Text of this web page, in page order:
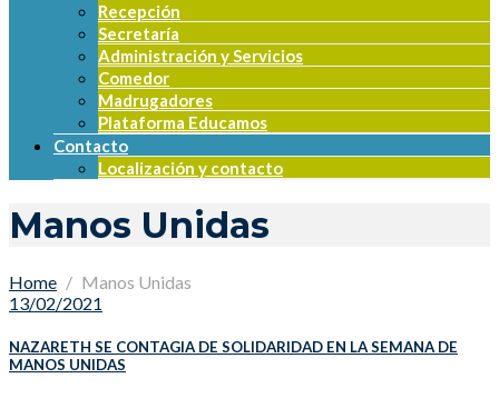
Recepción
Secretaría
Administración y Servicios
Comedor
Madrugadores
Plataforma Educamos
Contacto
Localización y contacto
Manos Unidas
Home
Manos Unidas
13/02/2021
NAZARETH SE CONTAGIA DE SOLIDARIDAD EN LA SEMANA DE
MANOS UNIDAS